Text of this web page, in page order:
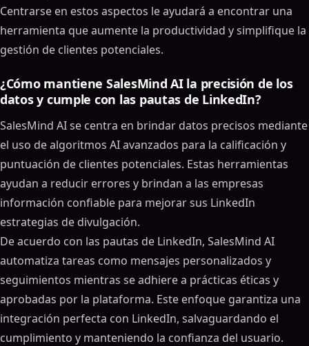
Centrarse en estos aspectos le ayudará a encontrar una
herramienta que aumente la productividad y simplifique la
gestión de clientes potenciales.
¿Cómo mantiene SalesMind AI la precisión de los
datos y cumple con las pautas de LinkedIn?
SalesMind AI se centra en brindar datos precisos mediante
el uso de algoritmos AI avanzados para la calificación y
puntuación de clientes potenciales. Estas herramientas
ayudan a reducir errores y brindan a las empresas
información confiable para mejorar sus LinkedIn
estrategias de divulgación.
De acuerdo con las pautas de LinkedIn, SalesMind AI
automatiza tareas como mensajes personalizados y
seguimientos mientras se adhiere a prácticas éticas y
aprobadas por la plataforma. Este enfoque garantiza una
integración perfecta con LinkedIn, salvaguardando el
cumplimiento y manteniendo la confianza del usuario.